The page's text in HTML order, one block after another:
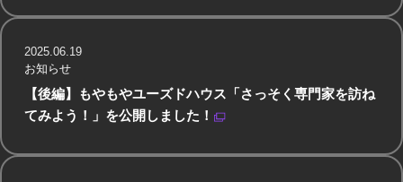
【後編】もやもやユーズドハウス「さっそく専門家を訪ね
てみよう！」を公開しました！
2025.06.19
お知らせ